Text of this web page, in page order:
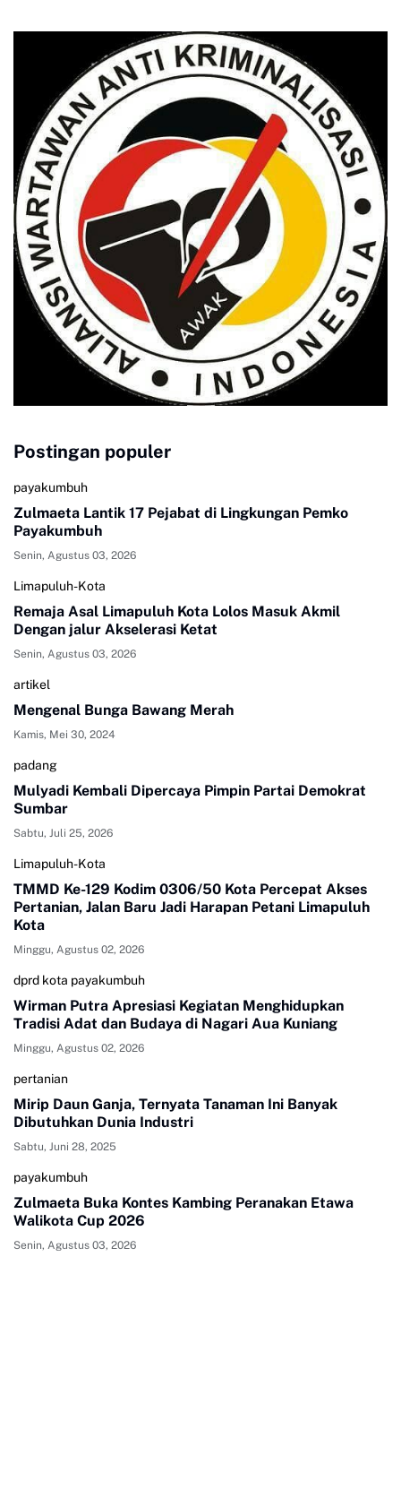
Postingan populer
payakumbuh
Zulmaeta Lantik 17 Pejabat di Lingkungan Pemko
Payakumbuh
Senin, Agustus 03, 2026
Limapuluh-Kota
Remaja Asal Limapuluh Kota Lolos Masuk Akmil
Dengan jalur Akselerasi Ketat
Senin, Agustus 03, 2026
artikel
Mengenal Bunga Bawang Merah
Kamis, Mei 30, 2024
padang
Mulyadi Kembali Dipercaya Pimpin Partai Demokrat
Sumbar
Sabtu, Juli 25, 2026
Limapuluh-Kota
TMMD Ke-129 Kodim 0306/50 Kota Percepat Akses
Pertanian, Jalan Baru Jadi Harapan Petani Limapuluh
Kota
Minggu, Agustus 02, 2026
dprd kota payakumbuh
Wirman Putra Apresiasi Kegiatan Menghidupkan
Tradisi Adat dan Budaya di Nagari Aua Kuniang
Minggu, Agustus 02, 2026
pertanian
Mirip Daun Ganja, Ternyata Tanaman Ini Banyak
Dibutuhkan Dunia Industri
Sabtu, Juni 28, 2025
payakumbuh
Zulmaeta Buka Kontes Kambing Peranakan Etawa
Walikota Cup 2026
Senin, Agustus 03, 2026